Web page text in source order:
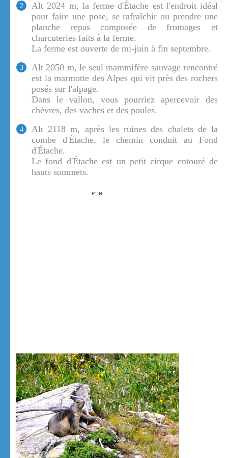
2
Alt 2024 m, la ferme d'Étache est l'endroit idéal
pour faire une pose, se rafraîchir ou prendre une
planche repas composée de fromages et
charcuteries faits à la ferme.
La ferme est ouverte de mi-juin à fin septembre.
3
Alt 2050 m, le seul mammifère sauvage rencontré
est la marmotte des Alpes qui vit près des rochers
posés sur l'alpage.
Dans le vallon, vous pourriez apercevoir des
chèvres, des vaches et des poules.
4
Alt 2118 m, après les ruines des chalets de la
combe d'Étache, le chemin conduit au Fond
d'Étache.
Le fond d'Étache est un petit cirque entouré de
hauts sommets.